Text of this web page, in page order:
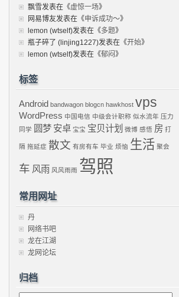
飘雪发表在《虚惊一场》
网易博友发表在《申诉成功～》
lemon (wtself)发表在《多题》
瓶子碎了 (linjing1227)发表在《开始》
lemon (wtself)发表在《郁闷》
标签
Android bandwagon blogcn hawkhost vps
WordPress 中国电信 中级会计职称 似水流年 压力
同学 圆梦 安卓 宝宝 宝贝计划 微博 感悟 房 打
隔 拖延症 散文 有房有车 毕业 烦恼 生活 聚会
车 风雨 风风雨雨 驾照
常用网址
丹
网络书吧
龙在江湖
龙网论坛
归档
归